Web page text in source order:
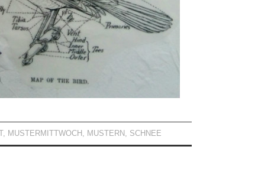
, MUSTERMITTWOCH , MUSTERN , SCHNEE